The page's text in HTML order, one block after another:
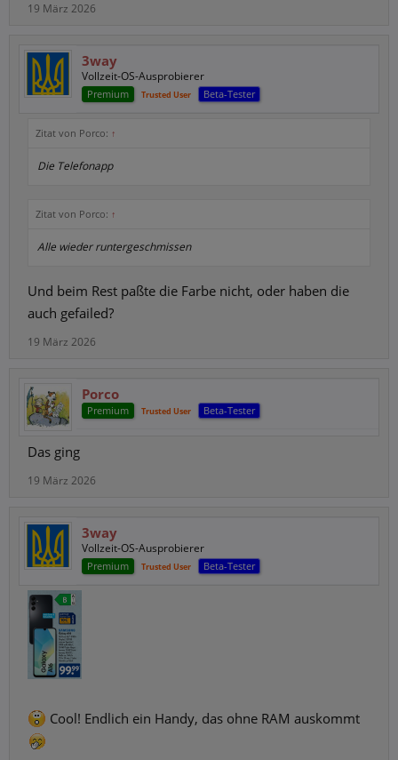
19 März 2026
3way
Vollzeit-OS-Ausprobierer
Premium Trusted User Beta-Tester
Zitat von Porco: ↑
Die Telefonapp
Zitat von Porco: ↑
Alle wieder runtergeschmissen
Und beim Rest paßte die Farbe nicht, oder haben die
auch gefailed?
19 März 2026
Porco
Premium Trusted User Beta-Tester
Das ging
19 März 2026
3way
Vollzeit-OS-Ausprobierer
Premium Trusted User Beta-Tester
Cool! Endlich ein Handy, das ohne RAM auskommt